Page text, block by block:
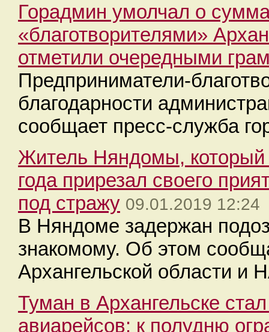
Горадмин умолчал о
«благотворителями»
отметили очередными
Предприниматели-
благодарности
сообщает пресс-служба
Житель Няндомы, который
года прирезал своего
под стражу 09.01.2019 12:24
В Няндоме задержан
знакомому. Об этом
Архангельской области и
Туман в Архангельске
авиарейсов: к полудню